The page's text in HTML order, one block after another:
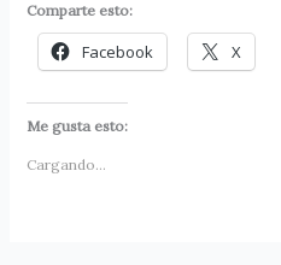
Comparte esto:
Facebook X
Me gusta esto:
Cargando...